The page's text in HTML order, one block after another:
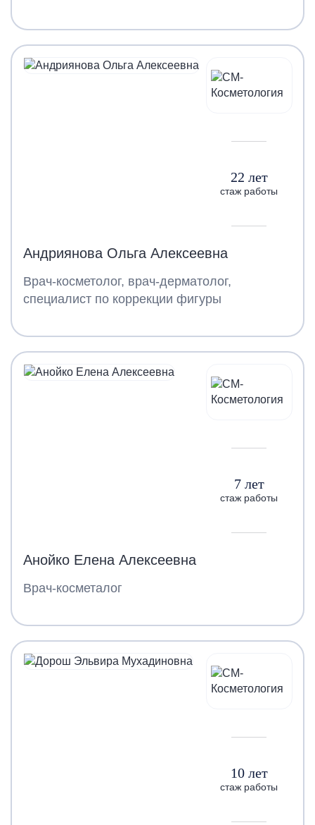
22 лет
стаж работы
Андриянова Ольга Алексеевна
Врач-косметолог, врач-дерматолог,
специалист по коррекции фигуры
7 лет
стаж работы
Анойко Елена Алексеевна
Врач-косметалог
10 лет
стаж работы